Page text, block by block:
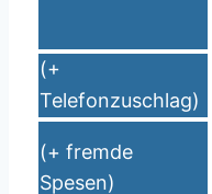
(+
Telefonzuschlag)
(+ fremde
Spesen)